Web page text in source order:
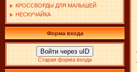
КРОССВОРДЫ ДЛЯ МАЛЫШЕЙ
НЕСКУЧАЙКА
Форма входа
Войти через uID
Старая форма входа